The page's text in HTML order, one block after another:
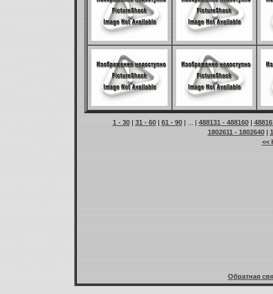
1 - 30| 31 - 60| 61 - 90| ... | 488131 - 488160|
1802611 - 1802640|
<<
Обратная